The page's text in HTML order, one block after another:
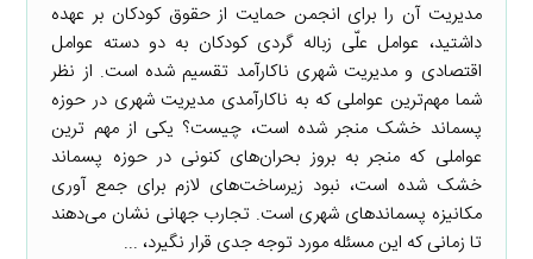
مدیریت آن را برای انجمن حمایت از حقوق کودکان بر عهده
داشتید، عوامل علّی زباله گردی کودکان به دو دسته عوامل
اقتصادی و مدیریت شهری ناکارآمد تقسیم شده است. از نظر
شما مهم‌ترین عواملی که به ناکارآمدی مدیریت شهری در حوزه
پسماند خشک منجر شده است، چیست؟ یکی از مهم ترین
عواملی که منجر به بروز بحران‌های کنونی در حوزه پسماند
خشک شده است، نبود زیرساخت‌های لازم برای جمع آوری
مکانیزه پسماندهای شهری است. تجارب جهانی نشان می‌دهند
تا زمانی که این مسئله مورد توجه جدی قرار نگیرد، ...